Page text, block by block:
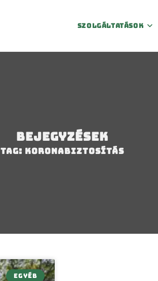
Szolgáltatások
Bejegyzések
Tag: koronabiztosítás
EGYÉB